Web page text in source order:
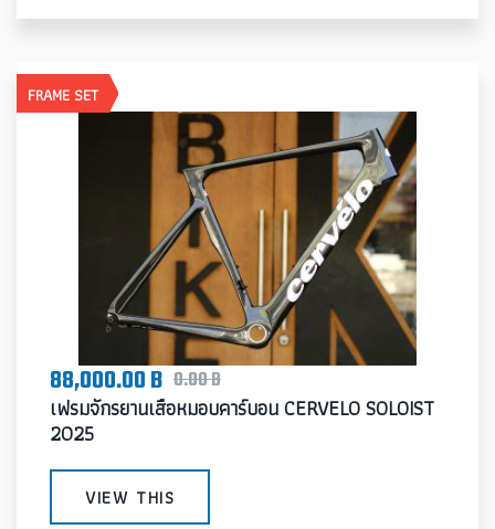
FRAME SET
88,000.00 B 0.00 B
เฟรมจักรยานเสือหมอบคาร์บอน CERVELO SOLOIST
2025
VIEW THIS